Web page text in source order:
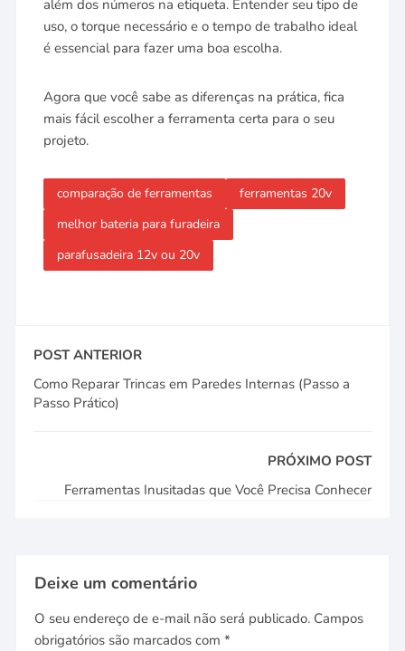
além dos números na etiqueta. Entender seu tipo de
uso, o torque necessário e o tempo de trabalho ideal
é essencial para fazer uma boa escolha.
Agora que você sabe as diferenças na prática, fica
mais fácil escolher a ferramenta certa para o seu
projeto.
comparação de ferramentas
ferramentas 20v
melhor bateria para furadeira
parafusadeira 12v ou 20v
POST ANTERIOR
Como Reparar Trincas em Paredes Internas (Passo a
Passo Prático)
PRÓXIMO POST
Ferramentas Inusitadas que Você Precisa Conhecer
Deixe um comentário
O seu endereço de e-mail não será publicado. Campos
obrigatórios são marcados com*